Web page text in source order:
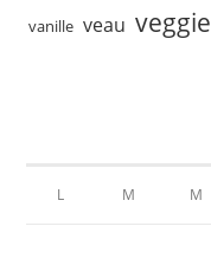
vanille veau veggie
L M M